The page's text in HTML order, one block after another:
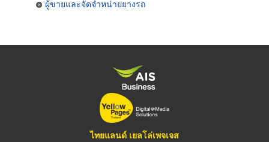
ผู้ขายและจัดจำหน่ายยางรถ
ไทยแลนด์ เยลโล่เพจเจส